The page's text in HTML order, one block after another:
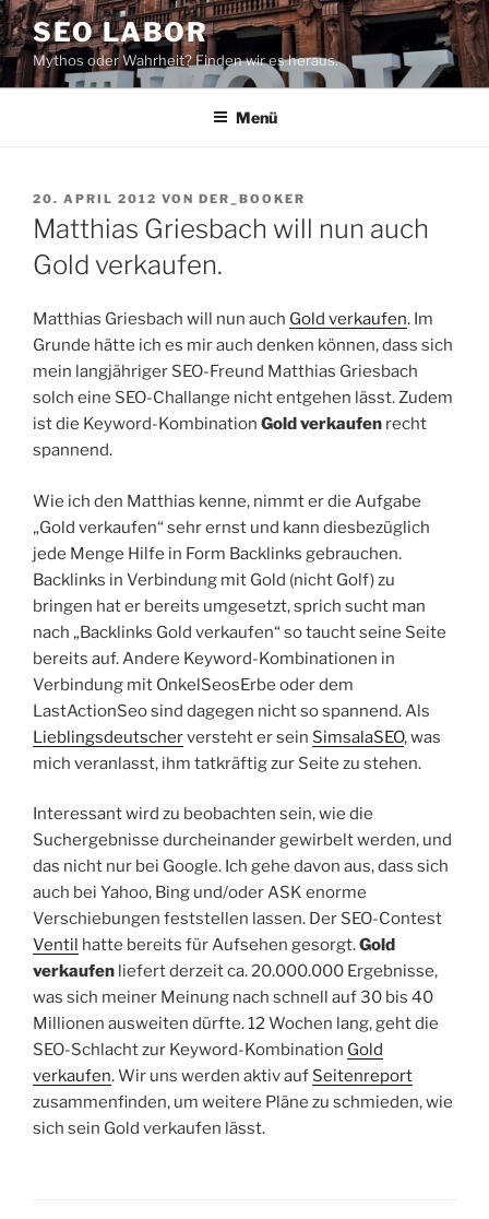
Zum
Inhalt
springen
SEO LABOR
Mythos oder Wahrheit? Finden wir es heraus.
Menü
VERÖFFENTLICHT
AM
20. APRIL 2012 VON DER_BOOKER
Matthias Griesbach will nun auch
Gold verkaufen.
Matthias Griesbach will nun auch Gold verkaufen. Im
Grunde hätte ich es mir auch denken können, dass sich
mein langjähriger SEO-Freund Matthias Griesbach
solch eine SEO-Challange nicht entgehen lässt. Zudem
ist die Keyword-Kombination Gold verkaufen recht
spannend.
Wie ich den Matthias kenne, nimmt er die Aufgabe
„Gold verkaufen“ sehr ernst und kann diesbezüglich
jede Menge Hilfe in Form Backlinks gebrauchen.
Backlinks in Verbindung mit Gold (nicht Golf) zu
bringen hat er bereits umgesetzt, sprich sucht man
nach „Backlinks Gold verkaufen“ so taucht seine Seite
bereits auf. Andere Keyword-Kombinationen in
Verbindung mit OnkelSeosErbe oder dem
LastActionSeo sind dagegen nicht so spannend. Als
Lieblingsdeutscherversteht er sein SimsalaSEO, was
mich veranlasst, ihm tatkräftig zur Seite zu stehen.
Interessant wird zu beobachten sein, wie die
Suchergebnisse durcheinander gewirbelt werden, und
das nicht nur bei Google. Ich gehe davon aus, dass sich
auch bei Yahoo, Bing und/oder ASK enorme
Verschiebungen feststellen lassen. Der SEO-Contest
Ventil hatte bereits für Aufsehen gesorgt.Gold
verkaufen liefert derzeit ca. 20.000.000 Ergebnisse,
was sich meiner Meinung nach schnell auf 30 bis 40
Millionen ausweiten dürfte. 12 Wochen lang, geht die
SEO-Schlacht zur Keyword-Kombination Gold
verkaufen. Wir uns werden aktiv auf Seitenreport
zusammenfinden, um weitere Pläne zu schmieden, wie
sich sein Gold verkaufen lässt.